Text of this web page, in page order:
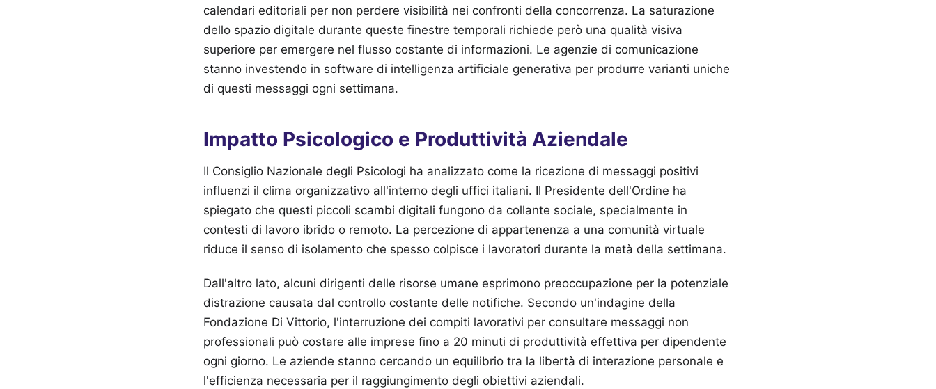
calendari editoriali per non perdere visibilità nei confronti della concorrenza. La saturazione
dello spazio digitale durante queste finestre temporali richiede però una qualità visiva
superiore per emergere nel flusso costante di informazioni. Le agenzie di comunicazione
stanno investendo in software di intelligenza artificiale generativa per produrre varianti uniche
di questi messaggi ogni settimana.
Impatto Psicologico e Produttività Aziendale
Il Consiglio Nazionale degli Psicologi ha analizzato come la ricezione di messaggi positivi
influenzi il clima organizzativo all'interno degli uffici italiani. Il Presidente dell'Ordine ha
spiegato che questi piccoli scambi digitali fungono da collante sociale, specialmente in
contesti di lavoro ibrido o remoto. La percezione di appartenenza a una comunità virtuale
riduce il senso di isolamento che spesso colpisce i lavoratori durante la metà della settimana.
Dall'altro lato, alcuni dirigenti delle risorse umane esprimono preoccupazione per la potenziale
distrazione causata dal controllo costante delle notifiche. Secondo un'indagine della
Fondazione Di Vittorio, l'interruzione dei compiti lavorativi per consultare messaggi non
professionali può costare alle imprese fino a 20 minuti di produttività effettiva per dipendente
ogni giorno. Le aziende stanno cercando un equilibrio tra la libertà di interazione personale e
l'efficienza necessaria per il raggiungimento degli obiettivi aziendali.